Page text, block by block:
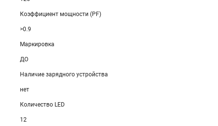
Коэффициент мощности (PF)
>0.9
Маркировка
ДО
Наличие зарядного устройства
нет
Количество LED
12